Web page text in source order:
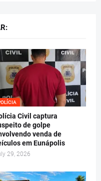
Civil captura
de golpe
venda de
em Eunápolis
29, 2026